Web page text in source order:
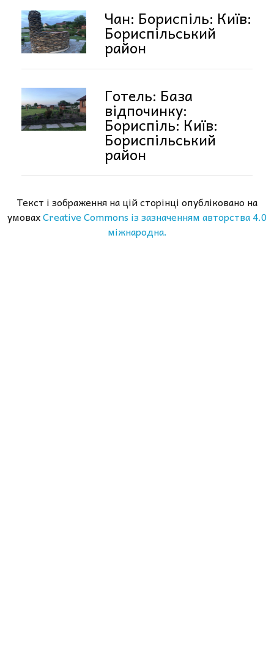
Чан: Бориспіль: Київ:
Бориспільський
район
Готель: База
відпочинку:
Бориспіль: Київ:
Бориспільський
район
Текст і зображення на цій сторінці опубліковано на
умовахCreative Commons із зазначенням авторства 4.0
міжнародна.